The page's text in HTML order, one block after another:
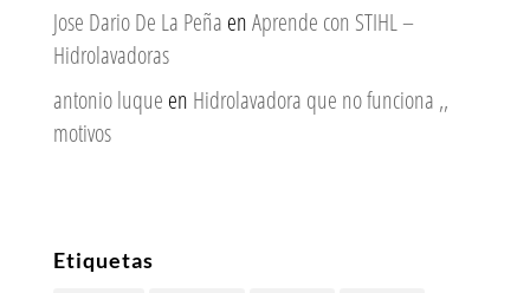
Jose Dario De La Peña enAprende con STIHL –
Hidrolavadoras
antonio luque en Hidrolavadora que no funciona ,,
motivos
Etiquetas